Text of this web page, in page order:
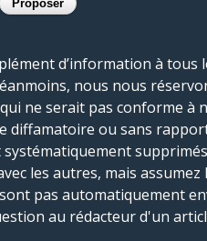
d’information à tous
nous nous
ne serait pas conforme à
ou sans rapport
les autres, mais assumez
pas automatiquement
au rédacteur d'un